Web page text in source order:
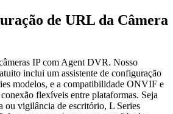
de URL da Câmera
IP com Agent DVR. Nosso
inclui um assistente de configuração
modelos, e a compatibilidade ONVIF e
flexíveis entre plataformas. Seja
ou vigilância de escritório, L Series